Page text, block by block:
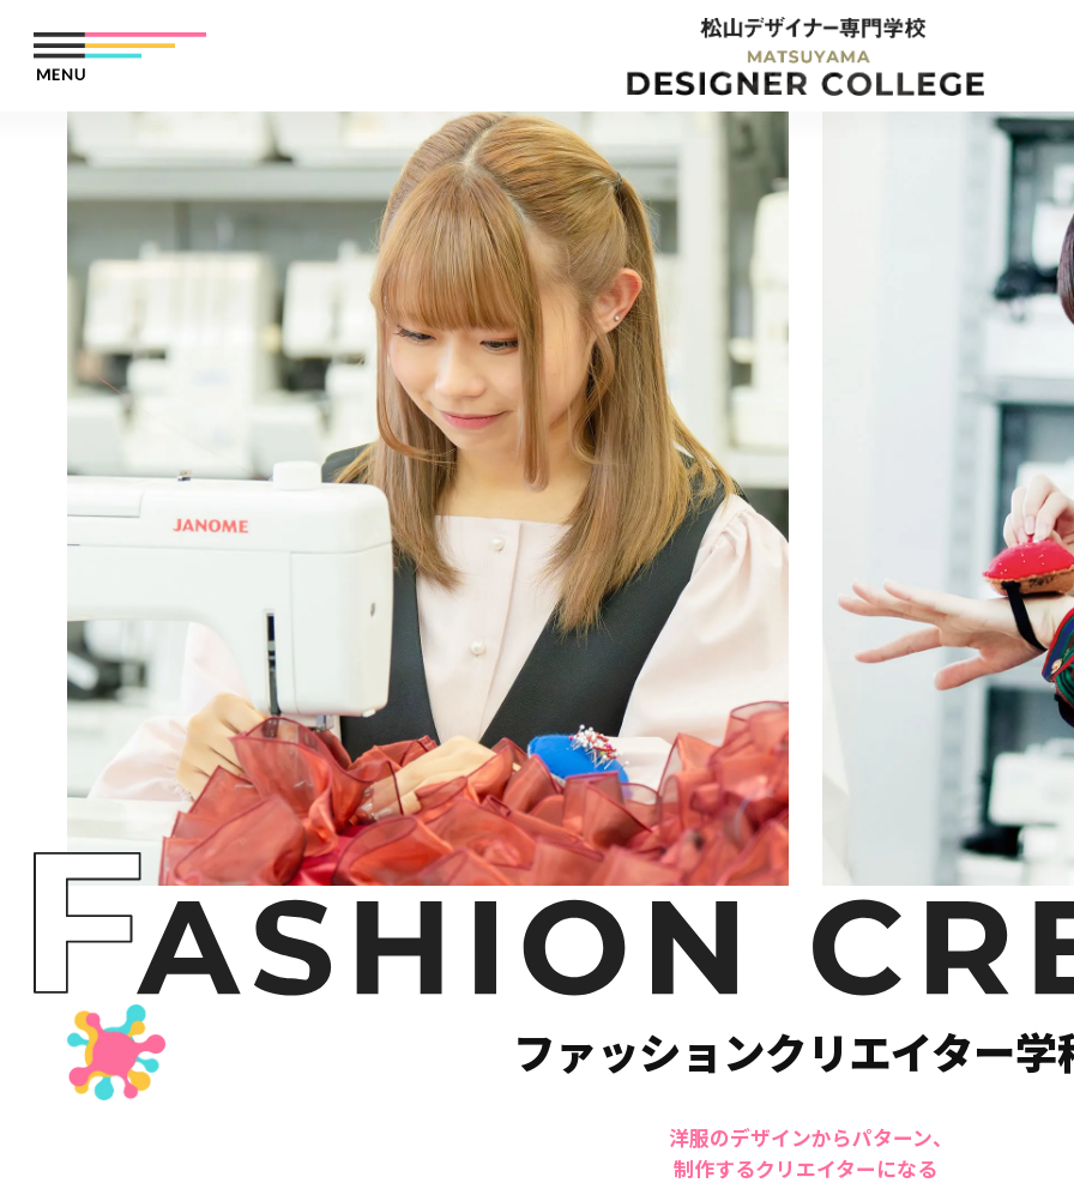
NEWS
学科紹介
ファッションクリエイター学科
ファッションビジネス学科
Webクリエイター学科
入学案内・学費
就職サポート
アクセス
メディアギャラリー
オープンキャンパス＆イベント
プライバシーポリシー
企業のみなさまへ
ファッションクリエイター学
洋服のデザインからパターン、
制作するクリエイターになる